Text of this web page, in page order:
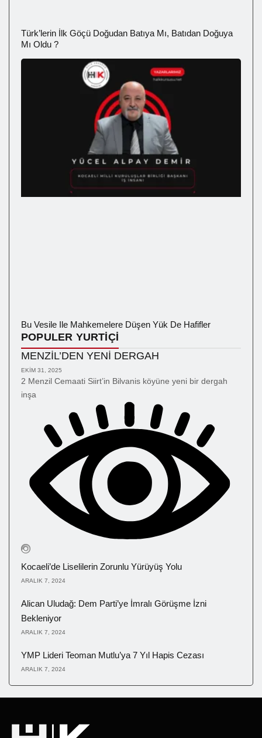
Türk’lerin İlk Göçü Doğudan Batıya Mı, Batıdan Doğuya
Mı Oldu ?
Bu Vesile Ile Mahkemelere Düşen Yük De Hafifler
POPULER YURTİÇİ
MENZİL’DEN YENİ DERGAH
EKIM 31, 2025
2 Menzil Cemaati Siirt’in Bilvanis köyüne yeni bir dergah
inşa
Kocaeli’de Liselilerin Zorunlu Yürüyüş Yolu
ARALIK 7, 2024
Alican Uludağ: Dem Parti’ye İmralı Görüşme İzni
Bekleniyor
ARALIK 7, 2024
YMP Lideri Teoman Mutlu’ya 7 Yıl Hapis Cezası
ARALIK 7, 2024